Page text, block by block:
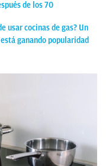
de los 70
usar cocinas de gas? Un
ganando popularidad